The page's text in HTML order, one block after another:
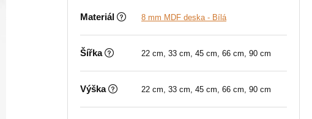
Materiál 8 mm MDF deska - Bílá
Šířka 22 cm, 33 cm, 45 cm, 66 cm, 90 cm
Výška 22 cm, 33 cm, 45 cm, 66 cm, 90 cm